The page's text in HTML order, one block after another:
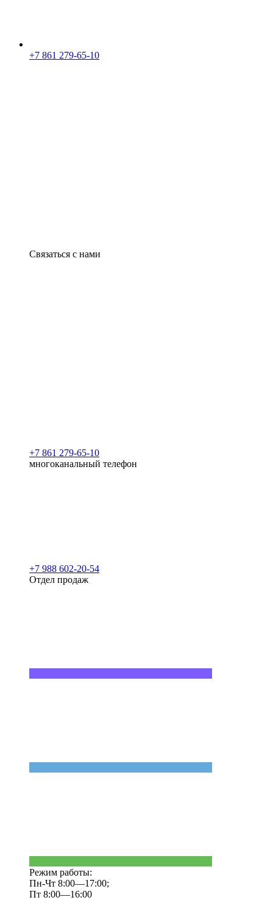
+7 861 279-65-10
Связаться с нами
+7 861 279-65-10
многоканальный телефон
+7 988 602-20-54
Отдел продаж
Режим работы:
Пн-Чт 8:00—17:00;
Пт 8:00—16:00